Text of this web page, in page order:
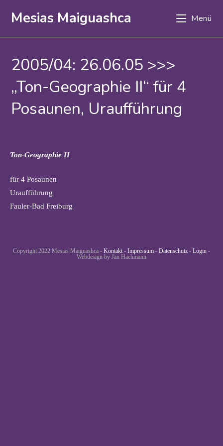
InhaltMesias Maiguashca Menü
2005/04: 26.06.05 >>>
„Ton-Geographie II“ für 4
Posaunen, Uraufführung
Ton-Geographie II
für 4 Posaunen
Uraufführung
Fauler-Bad Freiburg
Copyright 2022 Mesias Maiguashca - Kontakt - Impressum - Datenschutz - Login -
Webdesign by Jan Hachmann